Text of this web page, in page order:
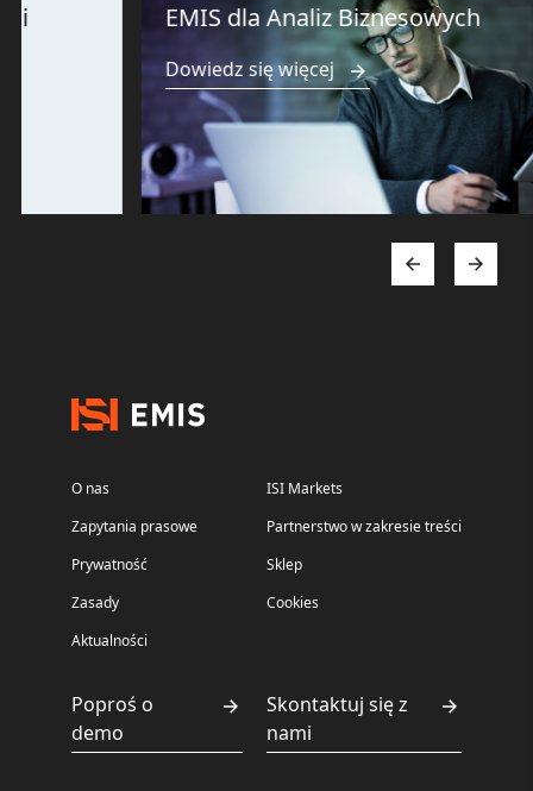
EMIS dla Analiz Biznesowych
Dowiedz się więcej
O nas
ISI Markets
Zapytania prasowe
Partnerstwo w zakresie treści
Prywatność
Sklep
Zasady
Cookies
Aktualności
Poproś o
demo
Skontaktuj się z
nami